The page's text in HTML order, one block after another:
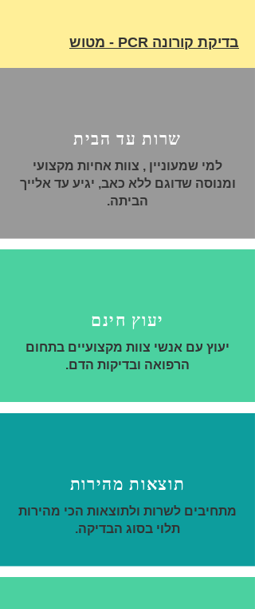
בדיקת קורונה PCR - מטוש
שרות עד הבית
למי שמעוניין , צוות אחיות מקצועי
ומנוסה שדוגם ללא כאב, יגיע עד אלייך
הביתה.
יעוץ חינם
יעוץ עם אנשי צוות מקצועיים בתחום
הרפואה ובדיקות הדם.
תוצאות מהירות
מתחיבים לשרות ולתוצאות הכי מהירות
תלוי בסוג הבדיקה.